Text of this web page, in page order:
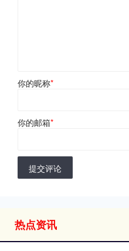
你的昵称*
你的邮箱*
提交评论
热点资讯